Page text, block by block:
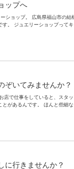
ップへ
ショップ。 広島県福山市の結
。 ジュエリーショップってキ
ぞいてみませんか？
店で仕事をしていると、スタ
があるんです。 ほんと些細
に行きませんか？